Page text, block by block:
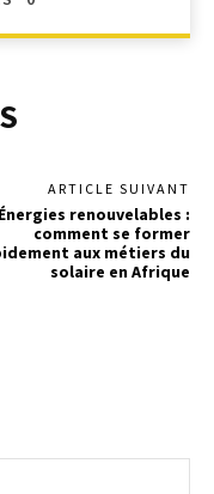
ARTICLE SUIVANT
Énergies renouvelables :
comment se former
aux métiers du
solaire en Afrique